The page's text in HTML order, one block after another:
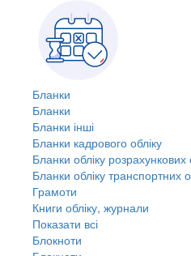
Бланки
Бланки
Бланки інші
Бланки кадрового обліку
Бланки обліку розрахункових
Бланки обліку транспортних
Грамоти
Книги обліку, журнали
Показати всі
Блокноти